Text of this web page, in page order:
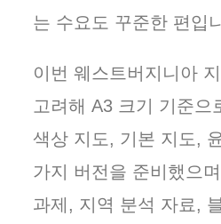
는 수요도 꾸준한 편입
이번 웨스트버지니아
고려해 A3 크기 기준으
색상 지도, 기본 지도,
가지 버전을 준비했으
과제, 지역 분석 자료,